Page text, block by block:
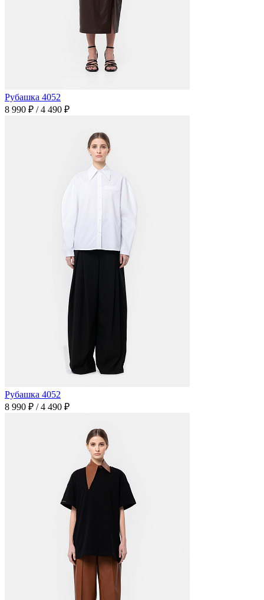
Рубашка 4052
8 990 ₽ /4 490 ₽
Рубашка 4052
8 990 ₽ /4 490 ₽